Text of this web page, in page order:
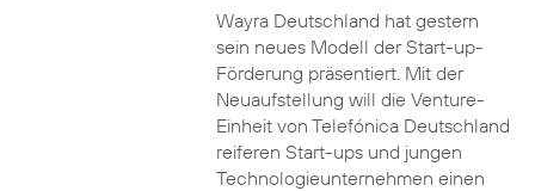
Wayra Deutschland hat gestern
sein neues Modell der Start-up-
Förderung präsentiert. Mit der
Neuaufstellung will die Venture-
Einheit von Telefónica Deutschland
reiferen Start-ups und jungen
Technologieunternehmen einen